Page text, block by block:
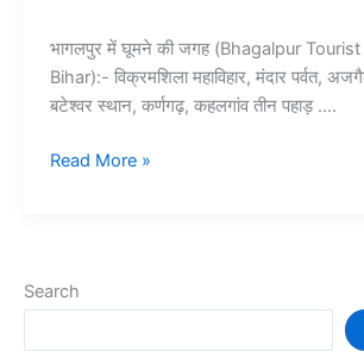
भागलपुर में घूमने की जगह (Bhagalpur
Bihar):- विक्रमशिला महाविहार, मंदार पर्वत,
बटेश्वर स्थान, कर्णगढ़, कहलगांव तीन पहाड़ ….
भागलपुर
–
Read More »
Search